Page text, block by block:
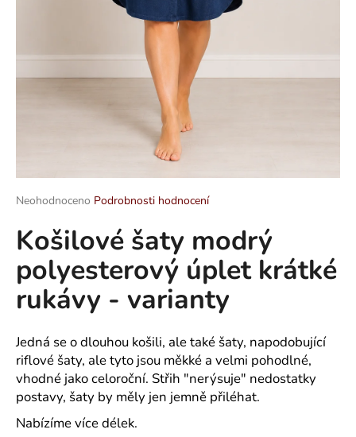
Průměrné
produktu
je
hvězdiček.
Neohodnoceno Podrobnosti hodnocení
Košilové šaty modrý
polyesterový úplet krátké
rukávy - varianty
Jedná se o dlouhou košili, ale také šaty, napodobující
riflové šaty, ale tyto jsou měkké a velmi pohodlné,
vhodné jako celoroční. Střih "nerýsuje" nedostatky
postavy, šaty by měly jen jemně přiléhat.
Nabízíme více délek.
t
D
o
p
o
u
č
u
j
e
m